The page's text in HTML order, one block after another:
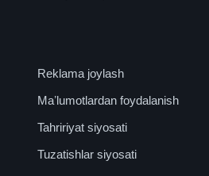
Reklama joylash
Maʼlumotlardan foydalanish
Tahririyat siyosati
Tuzatishlar siyosati